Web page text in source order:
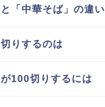
と「中華そば」の違い
りするのは
100切りするには